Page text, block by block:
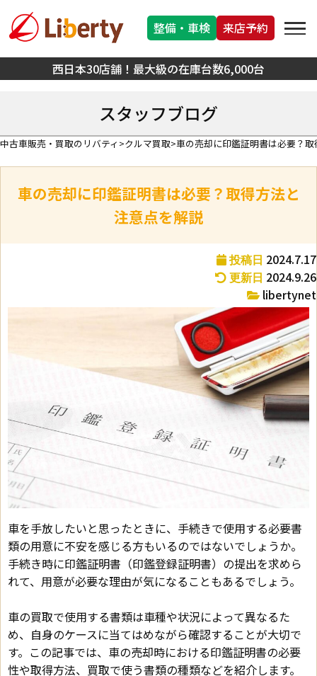
西日本30店舗！最大級の在庫台数6,000台
整備・車検 来店予約
スタッフブログ
中古車販売・買取のリバティ クルマ買取 車の売却に印鑑証明書は必要？
車の売却に印鑑証明書は必要？取得方法と
注意点を解説
投稿日 2024.7.17
更新日 2024.9.26
libertynet
車を手放したいと思ったときに、手続きで使用する必要書
類の用意に不安を感じる方もいるのではないでしょうか。
手続き時に印鑑証明書（印鑑登録証明書）の提出を求めら
れて、用意が必要な理由が気になることもあるでしょう。
車の買取で使用する書類は車種や状況によって異なるた
め、自身のケースに当てはめながら確認することが大切で
す。この記事では、車の売却時における印鑑証明書の必要
性や取得方法、買取で使う書類の種類などを紹介します。